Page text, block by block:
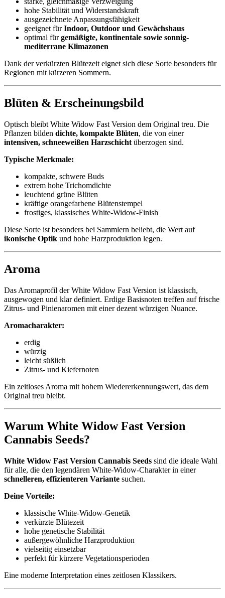
hohe Stabilität und Widerstandskraft
ausgezeichnete Anpassungsfähigkeit
geeignet fürIndoor, Outdoor und Gewächshaus
optimal fürgemäßigte, kontinentale sowie sonnig-
mediterrane Klimazonen
Dank der verkürzten Blütezeit eignet sich diese Sorte besonders für
Regionen mit kürzeren Sommern.
Blüten & Erscheinungsbild
Optisch bleibt White Widow Fast Version dem Original treu. Die
Pflanzen bilden dichte, kompakte Blüten, die von einer
intensiven, schneeweißen Harzschicht überzogen sind.
Typische Merkmale:
kompakte, schwere Buds
extrem hohe Trichomdichte
leuchtend grüne Blüten
kräftige orangefarbene Blütenstempel
frostiges, klassisches White-Widow-Finish
Diese Sorte ist besonders bei Sammlern beliebt, die Wert auf
ikonische Optik und hohe Harzproduktion legen.
Aroma
Das Aromaprofil der White Widow Fast Version ist klassisch,
ausgewogen und klar definiert. Erdige Basisnoten treffen auf frische
Zitrus- und Pinienaromen mit einer dezent würzigen Nuance.
Aromacharakter:
erdig
würzig
leicht süßlich
Zitrus- und Kiefernoten
Ein zeitloses Aroma mit hohem Wiedererkennungswert, das dem
Original treu bleibt.
Warum White Widow Fast Version
Cannabis Seeds?
White Widow Fast Version Cannabis Seeds sind die ideale Wahl
für alle, die den legendären White-Widow-Charakter in einer
schnelleren, effizienteren Variante suchen.
Deine Vorteile:
klassische White-Widow-Genetik
verkürzte Blütezeit
hohe genetische Stabilität
außergewöhnliche Harzproduktion
vielseitig einsetzbar
perfekt für kürzere Vegetationsperioden
Eine moderne Interpretation eines zeitlosen Klassikers.